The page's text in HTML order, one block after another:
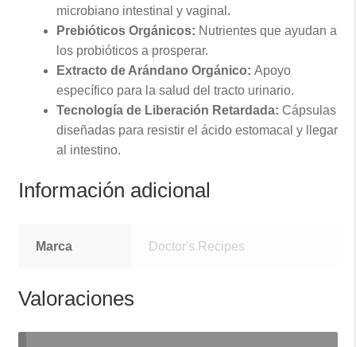
microbiano intestinal y vaginal.
Prebióticos Orgánicos: Nutrientes que ayudan a
los probióticos a prosperar.
Extracto de Arándano Orgánico: Apoyo
específico para la salud del tracto urinario.
Tecnología de Liberación Retardada: Cápsulas
diseñadas para resistir el ácido estomacal y llegar
al intestino.
Información adicional
Marca Doctor's Recipes
Valoraciones